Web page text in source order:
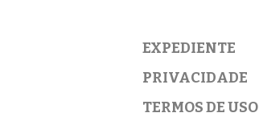
EXPEDIENTE
PRIVACIDADE
TERMOS DE USO